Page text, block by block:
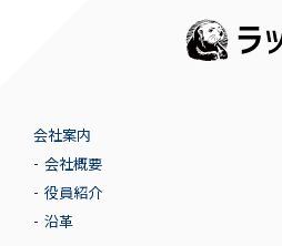
会社案内
会社概要
役員紹介
沿革